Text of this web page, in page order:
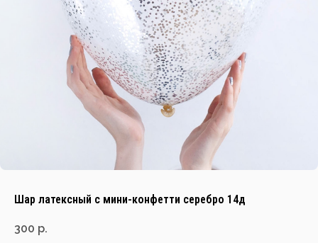
Шар латексный с мини-конфетти серебро 14д
300 р.